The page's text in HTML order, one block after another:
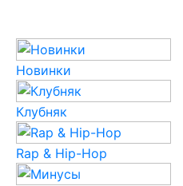
Новинки
Клубняк
Rap & Hip-Hop